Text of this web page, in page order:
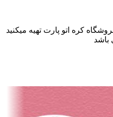
کره اتو پارت تهیه میکنید
باشد